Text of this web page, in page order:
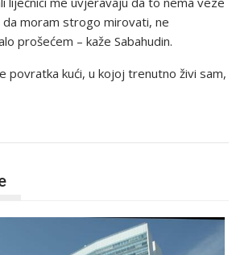
da moram strogo mirovati, ne
prošećem – kaže Sabahudin.
povratka kući, u kojoj trenutno živi sam,